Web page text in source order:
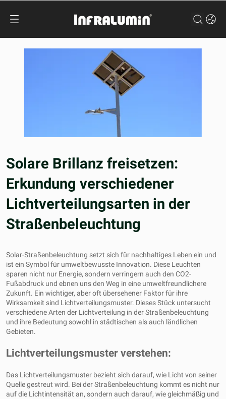
Solare Brillanz freisetzen:
Erkundung verschiedener
Lichtverteilungsarten in der
Straßenbeleuchtung
Solar-Straßenbeleuchtung setzt sich für nachhaltiges Leben ein und
ist ein Symbol für umweltbewusste Innovation. Diese Leuchten
sparen nicht nur Energie, sondern verringern auch den CO2-
Fußabdruck und ebnen uns den Weg in eine umweltfreundlichere
Zukunft. Ein wichtiger, aber oft übersehener Faktor für ihre
Wirksamkeit sind Lichtverteilungsmuster. Dieses Stück untersucht
verschiedene Arten der Lichtverteilung in der Straßenbeleuchtung
und ihre Bedeutung sowohl in städtischen als auch ländlichen
Gebieten.
Lichtverteilungsmuster verstehen:
Das Lichtverteilungsmuster bezieht sich darauf, wie Licht von seiner
Quelle gestreut wird. Bei der Straßenbeleuchtung kommt es nicht nur
auf die Lichtintensität an, sondern auch darauf, wie gleichmäßig und